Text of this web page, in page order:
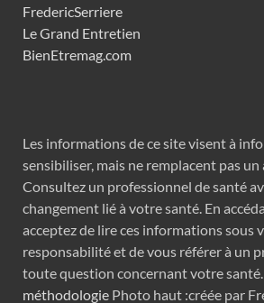
FredericSerriere
Le Grand Entretien
BienEtremag.com
Les informations de ce site visent à
sensibiliser, mais ne remplacent pas un
Consultez un professionnel de santé
changement lié à votre santé. En
acceptez de lire ces informations sous
responsabilité et de vous référer à un
toute question concernant votre santé.
méthodologie Photo haut :créée par